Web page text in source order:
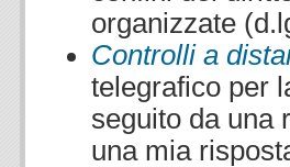
organizzate
Controlli a
telegrafico per
seguito da una
una mia